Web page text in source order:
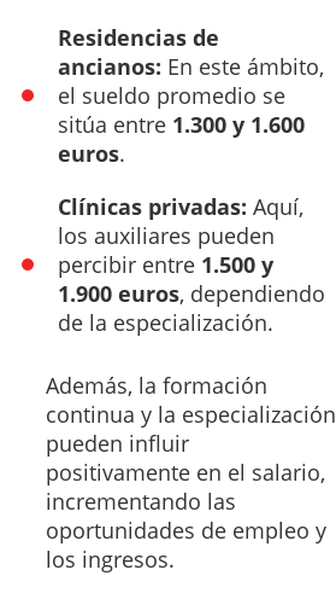
Residencias de
ancianos: En este ámbito,
el sueldo promedio se
sitúa entre 1.300 y 1.600
euros.
Clínicas privadas: Aquí,
los auxiliares pueden
percibir entre 1.500 y
1.900 euros, dependiendo
de la especialización.
Además, la formación
continua y la especialización
pueden influir
positivamente en el salario,
incrementando las
oportunidades de empleo y
los ingresos.